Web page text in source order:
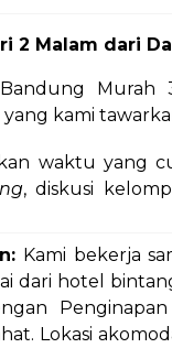
2 Malam dari
kami
waktu yang
, diskusi
Kami bekerja
dari hotel
Lokasi